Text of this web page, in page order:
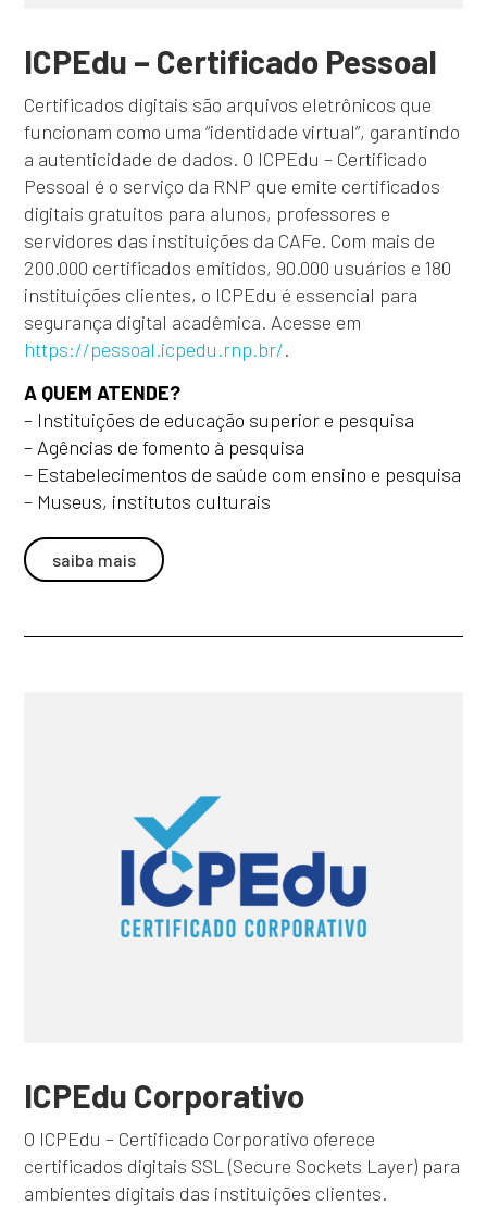
ICPEdu – Certificado Pessoal
Certificados digitais são arquivos eletrônicos que
funcionam como uma “identidade virtual”, garantindo
a autenticidade de dados. O ICPEdu – Certificado
Pessoal é o serviço da RNP que emite certificados
digitais gratuitos para alunos, professores e
servidores das instituições da CAFe. Com mais de
200.000 certificados emitidos, 90.000 usuários e 180
instituições clientes, o ICPEdu é essencial para
segurança digital acadêmica. Acesse em
https://pessoal.icpedu.rnp.br/.
A QUEM ATENDE?
– Instituições de educação superior e pesquisa
– Agências de fomento à pesquisa
– Estabelecimentos de saúde com ensino e pesquisa
– Museus, institutos culturais
saiba mais
ICPEdu Corporativo
O ICPEdu – Certificado Corporativo oferece
certificados digitais SSL (Secure Sockets Layer) para
ambientes digitais das instituições clientes.